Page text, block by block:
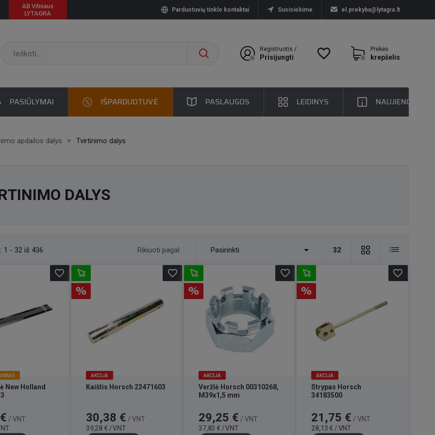
AB Vilniaus
LYTAGRA
Parduotuvių tinklo kontaktai Susisiekime el.prekyba@lytagra.lt
Prekės
krepšelis
favorite_border
Registruotis /
Prisijungti
PASIŪLYMAI IŠPARDUOTUVĖ PASLAUGOS LEIDINYS NAUJIENOS
apdailos dalys Tvirtinimo dalys
DALYS
1 - 32 iš 436 32
Rikiuoti pagal: Pasirinkti 
New Holland
/ VNT
favorite_border
AKCIJA
Kaištis Horsch 23471603
Kaina
30,38 € / VNT
39,28 € / VNT
favorite_border
AKCIJA
Veržlė Horsch 00310268,
M39x1,5 mm
Kaina
29,25 € / VNT
37,83 € / VNT
favorite_border
AKCIJA
Strypas Horsch
34183500
Kaina
21,75 € / VNT
28,13 € / VNT
favorite_border